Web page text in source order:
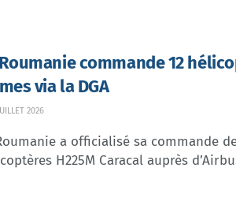
commande 12
via la DGA
2026
a officialisé sa commande
H225M Caracal auprès